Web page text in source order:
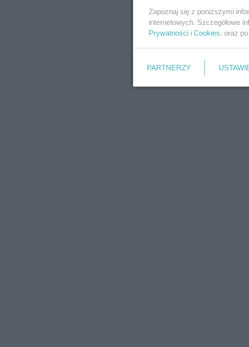
Zapoznaj się z poniższymi
internetowych. Szczegółowe
Prywatności i Cookies. oraz
PARTNERZY